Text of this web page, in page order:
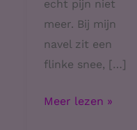
echt pijn niet
meer. Bij mijn
navel zit een
flinke snee, […]
Aangekomen!!!
Meer lezen »